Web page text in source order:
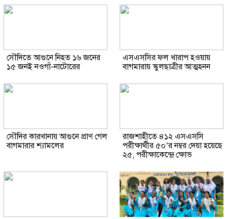
সৌদিতে আগুনে নিহত ১৬ জনের
১৫ জনই নওগাঁ-নাটোরের
এসএসসির ফল খারাপ হওয়ায়
বাগমারায় স্কুলছাত্রীর আত্মহনন
সৌদির কারখানায় আগুনে প্রাণ গেল
বাগমারার শ্যামলের
রাজশাহীতে ৪১২ এসএসসি
পরীক্ষার্থীর ৫০’র নম্বর দেয়া হয়েছে
২৫, পরীক্ষাকেন্দ্রে ক্ষোভ